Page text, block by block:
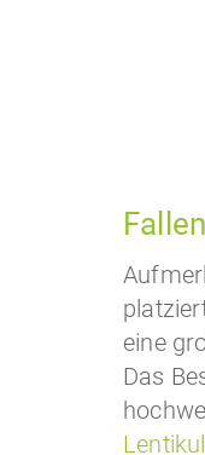
eine
Das